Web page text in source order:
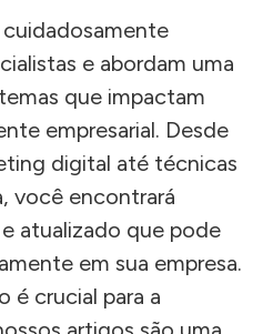
cuidadosamente
e abordam uma
que impactam
empresarial. Desde
digital até técnicas
você encontrará
atualizado que pode
em sua empresa.
é crucial para a